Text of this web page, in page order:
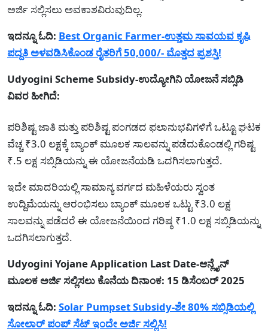
ಅರ್ಜಿ ಸಲ್ಲಿಸಲು ಅವಕಾಶವಿರುವುದಿಲ್ಲ.
ಇದನ್ನೂ ಓದಿ: Best Organic Farmer-ಉತ್ತಮ ಸಾವಯವ ಕೃಷಿ
ಪದ್ದತಿ ಅಳವಡಿಸಿಕೊಂಡ ರೈತರಿಗೆ 50,000/- ಮೊತ್ತದ ಪ್ರಶಸ್ತಿ!
Udyogini Scheme Subsidy-ಉದ್ಯೋಗಿನಿ ಯೋಜನೆ ಸಬ್ಸಿಡಿ
ವಿವರ ಹೀಗಿದೆ:
ಪರಿಶಿಷ್ಟ ಜಾತಿ ಮತ್ತು ಪರಿಶಿಷ್ಟ ಪಂಗಡದ ಫಲಾನುಭವಿಗಳಿಗೆ ಒಟ್ಟೂ ಘಟಕ
ವೆಚ್ಚ ₹3.0 ಲಕ್ಷಕ್ಕೆ ಬ್ಯಾಂಕ್ ಮೂಲಕ ಸಾಲವನ್ನು ಪಡೆದುಕೊಂಡಲ್ಲಿ ಗರಿಷ್ಟ
₹.5 ಲಕ್ಷ ಸಬ್ಸಿಡಿಯನ್ನು ಈ ಯೋಜನೆಯಡಿ ಒದಗಿಸಲಾಗುತ್ತದೆ.
ಇದೇ ಮಾದರಿಯಲ್ಲಿ ಸಾಮಾನ್ಯ ವರ್ಗದ ಮಹಿಳೆಯರು ಸ್ವಂತ
ಉದ್ದಿಮೆಯನ್ನು ಆರಂಭಿಸಲು ಬ್ಯಾಂಕ್ ಮೂಲಕ ಒಟ್ಟು ₹3.0 ಲಕ್ಷ
ಸಾಲವನ್ನು ಪಡೆದರೆ ಈ ಯೋಜನೆಯಿಂದ ಗರಿಷ್ಠ ₹1.0 ಲಕ್ಷ ಸಬ್ಸಿಡಿಯನ್ನು
ಒದಗಿಸಲಾಗುತ್ತದೆ.
Udyogini Yojane Application Last Date-ಆನ್ಲೈನ್
ಮೂಲಕ ಅರ್ಜಿ ಸಲ್ಲಿಸಲು ಕೊನೆಯ ದಿನಾಂಕ: 15 ಡಿಸೆಂಬರ್ 2025
ಇದನ್ನೂ ಓದಿ: Solar Pumpset Subsidy-ಶೇ 80% ಸಬ್ಸಿಡಿಯಲ್ಲಿ
ಸೋಲಾರ್ ಪಂಪ್ ಸೆಟ್ ಇಂದೇ ಅರ್ಜಿ ಸಲ್ಲಿಸಿ!